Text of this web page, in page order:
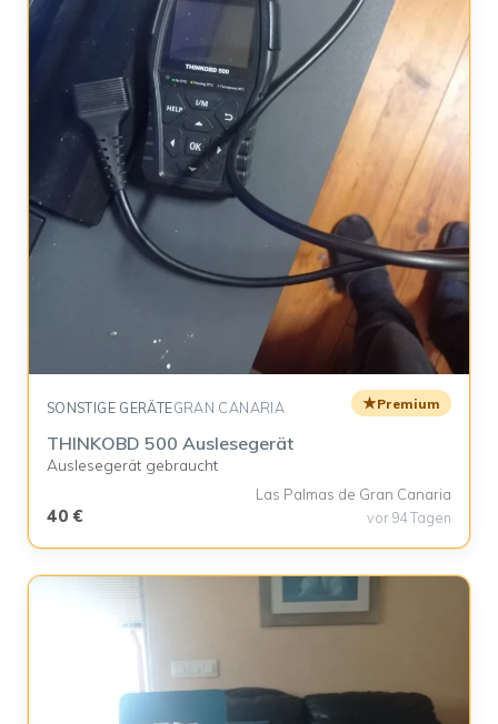
SONSTIGE GERÄTEGRAN CANARIA ★Premium
THINKOBD 500 Auslesegerät
Auslesegerät gebraucht
40 €
Las Palmas de Gran Canaria
vor 94 Tagen